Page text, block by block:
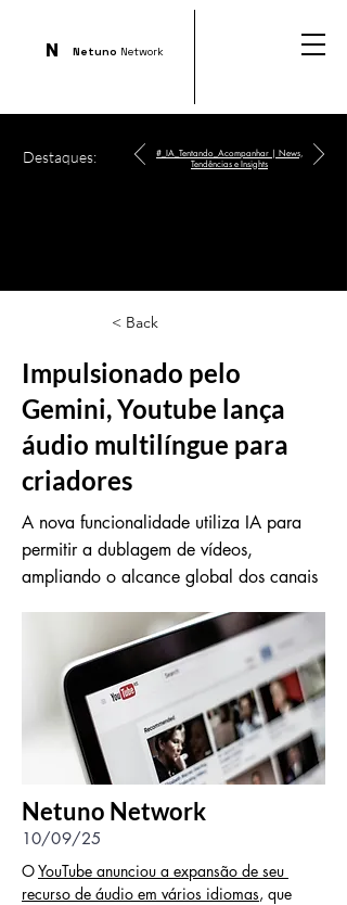
N Netuno Network
Destaques:
#_IA_Tentando_Acompanhar | News,
Tendências e Insights
< Back
Impulsionado pelo
Gemini, Youtube lança
áudio multilíngue para
criadores
A nova funcionalidade utiliza IA para
permitir a dublagem de vídeos,
ampliando o alcance global dos canais
Netuno Network
10/09/25
O YouTube anunciou a expansão de seu
recurso de áudio em vários idiomas, que